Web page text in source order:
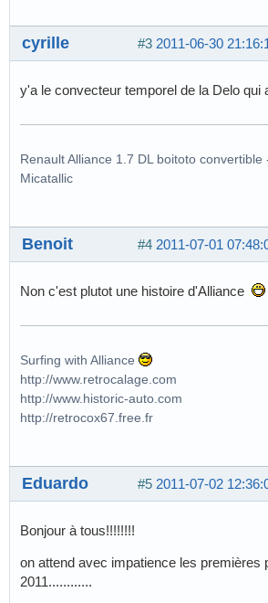
#3 2011-06-30
cyrille
y'a le convecteur temporel de la Delo qui
Renault Alliance 1.7 DL boitoto convertible
Micatallic
#4 2011-07-01
Benoit
Non c'est plutot une histoire d'Alliance
Surfing with Alliance
http://www.retrocalage.com
http://www.historic-auto.com
http://retrocox67.free.fr
#5 2011-07-02
Eduardo
Bonjour à tous!!!!!!!!
on attend avec impatience les premières
2011............